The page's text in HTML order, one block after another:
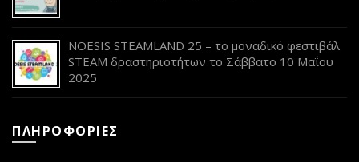
NOESIS STEAMLAND 25 – το μοναδικό φεστιβάλ
STEAM δραστηριοτήτων το Σάββατο 10 Μαΐου
2025
ΠΛΗΡΟΦΟΡΙΕΣ